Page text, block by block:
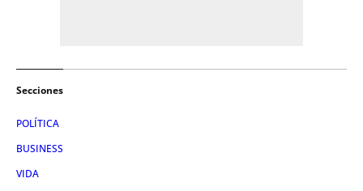
Secciones
POLÍTICA
BUSINESS
VIDA